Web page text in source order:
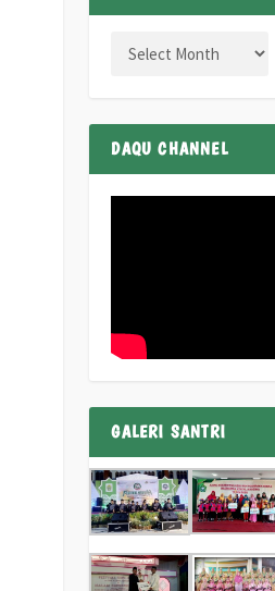
DAQU CHANNEL
GALERI SANTRI